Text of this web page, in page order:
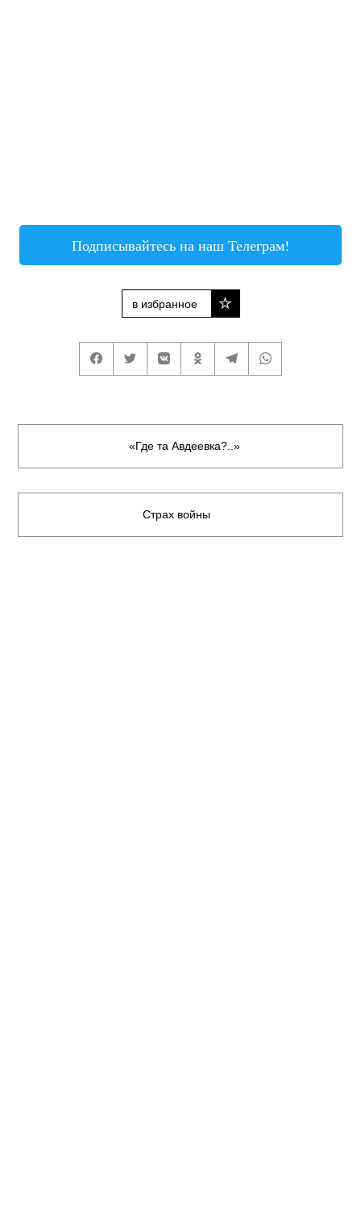
Подписывайтесь на наш Телеграм!
в избранное
«Где та Авдеевка?..»
Страх войны